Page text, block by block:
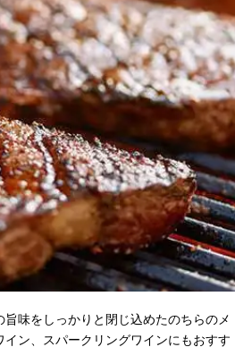
味をしっかりと閉じ込めたのちらのメ
ン、スパークリングワインにもおすす